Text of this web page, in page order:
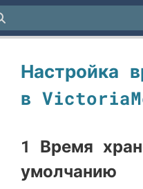
Настройка
в
1 Время
умолчанию